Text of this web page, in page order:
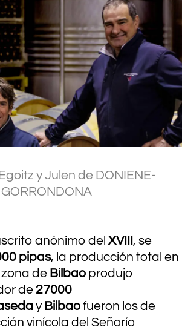
y Julen de DONIENE-
GORRONDONA
anónimo del XVIII, se
pipas, la producción total en
de Bilbao produjo
de 27000
y Bilbaofueron los de
vinícola del Señorío